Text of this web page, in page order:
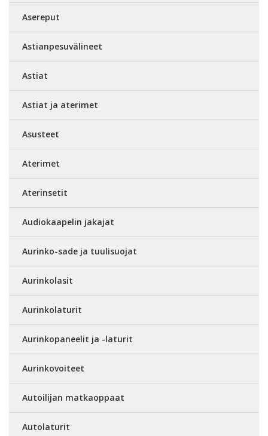
Asereput
Astianpesuvälineet
Astiat
Astiat ja aterimet
Asusteet
Aterimet
Aterinsetit
Audiokaapelin jakajat
Aurinko-sade ja tuulisuojat
Aurinkolasit
Aurinkolaturit
Aurinkopaneelit ja -laturit
Aurinkovoiteet
Autoilijan matkaoppaat
Autolaturit